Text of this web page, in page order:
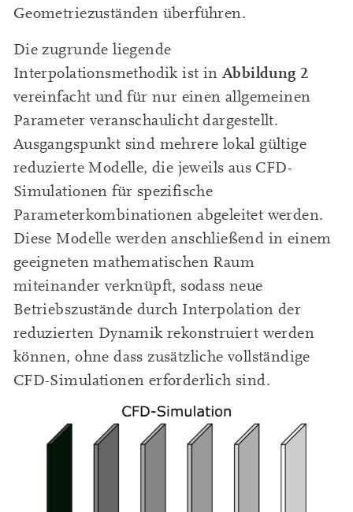
Geometriezuständen überführen.
Die zugrunde liegende
Interpolationsmethodik ist inAbbildung 2
vereinfacht und für nur einen allgemeinen
Parameter veranschaulicht dargestellt.
Ausgangspunkt sind mehrere lokal gültige
reduzierte Modelle, die jeweils aus CFD-
Simulationen für spezifische
Parameterkombinationen abgeleitet werden.
Diese Modelle werden anschließend in einem
geeigneten mathematischen Raum
miteinander verknüpft, sodass neue
Betriebszustände durch Interpolation der
reduzierten Dynamik rekonstruiert werden
können, ohne dass zusätzliche vollständige
CFD-Simulationen erforderlich sind.